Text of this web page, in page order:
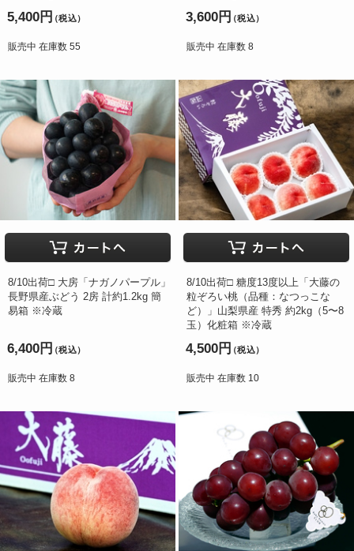
5,400円（税込）
販売中 在庫数 55
3,600円（税込）
販売中 在庫数 8
8/10出荷□ 大房「ナガノパープル」
長野県産ぶどう 2房 計約1.2kg 簡
易箱 ※冷蔵
6,400円（税込）
販売中 在庫数 8
8/10出荷□ 糖度13度以上「大藤の
粒ぞろい桃（品種：なつっこな
ど）」山梨県産 特秀 約2kg（5〜8
玉）化粧箱 ※冷蔵
4,500円（税込）
販売中 在庫数 10